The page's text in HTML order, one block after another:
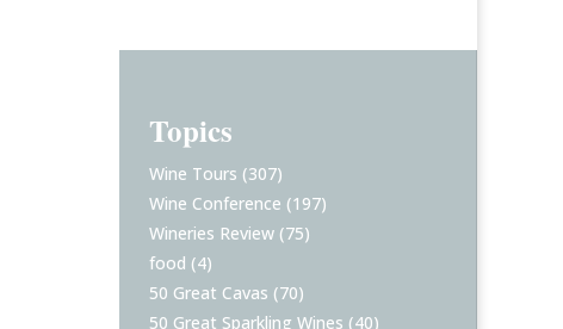
Topics
Wine Tours (307)
Wine Conference (197)
Wineries Review (75)
food (4)
50 Great Cavas (70)
50 Great Sparkling Wines (40)